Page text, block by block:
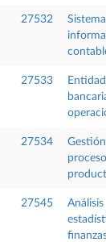
27532
27533
27534
27545
Análisis